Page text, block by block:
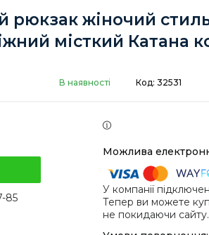
рюкзак жіночий
місткий Катана
В наявності Код: 32531
85
У компанії
Тепер ви можете
не покидаючи сайту.